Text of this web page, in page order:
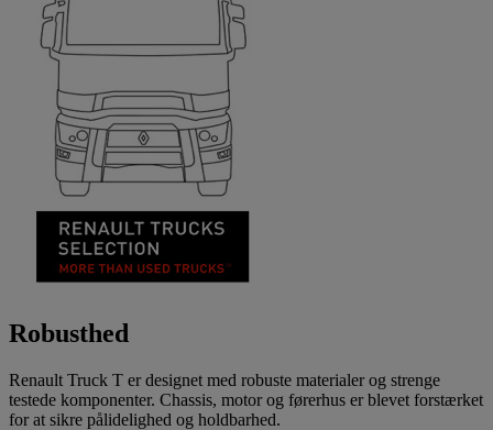
Robusthed
Renault Truck T er designet med robuste materialer og strenge
testede komponenter. Chassis, motor og førerhus er blevet forstærket
for at sikre pålidelighed og holdbarhed.